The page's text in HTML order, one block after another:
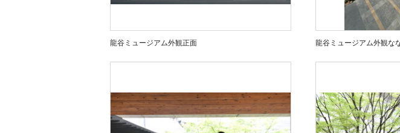
龍谷ミュージアム外観正面 龍谷ミュージアム外観な